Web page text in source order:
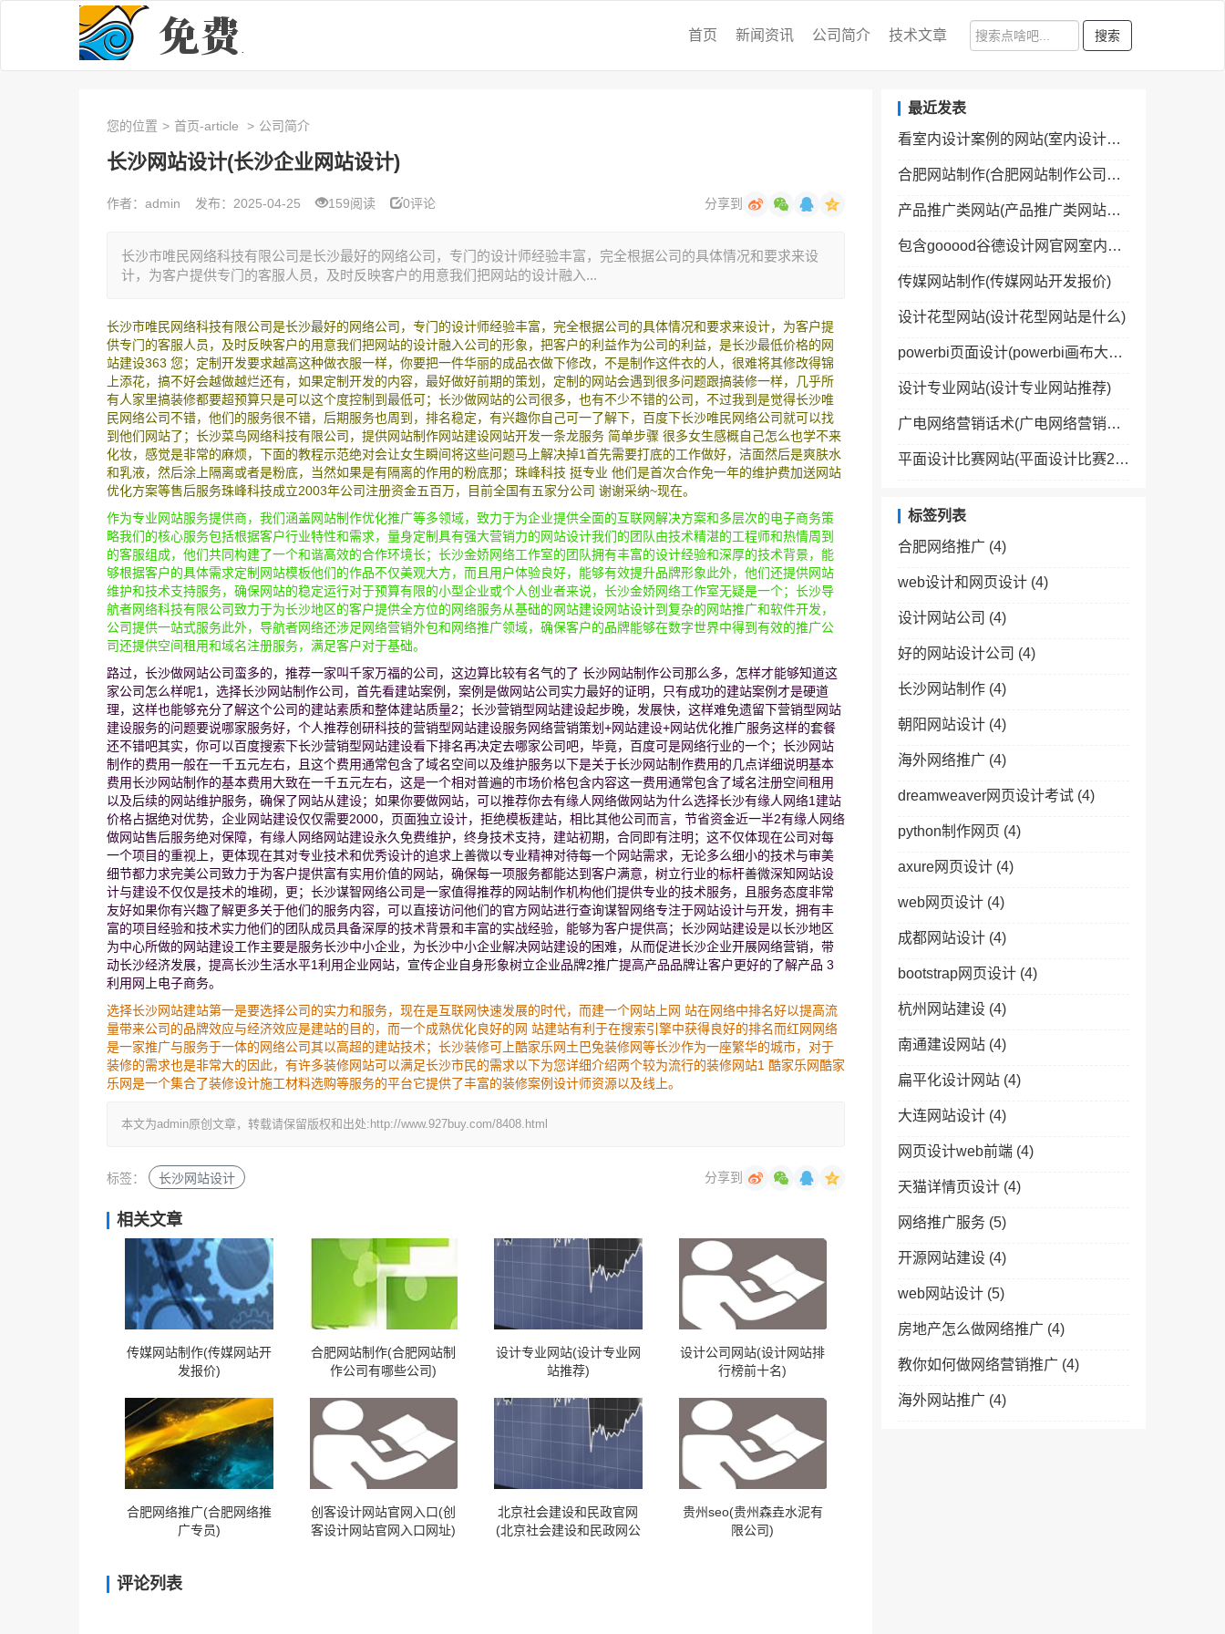
搜索
首页 新闻资讯 公司简介 技术文章
您的位置 > 首页-article > 公司简介
长沙网站设计(长沙企业网站设计)
作者：admin 发布：2025-04-25 159阅读 0评论 分享到
长沙市唯民网络科技有限公司是长沙最好的网络公司，专门的设计师经验丰富，完全根据公司的具体情况和要求来设
计，为客户提供专门的客服人员，及时反映客户的用意我们把网站的设计融入...
长沙市唯民网络科技有限公司是长沙最好的网络公司，专门的设计师经验丰富，完全根据公司的具体情况和要求来设计，为客户提
供专门的客服人员，及时反映客户的用意我们把网站的设计融入公司的形象，把客户的利益作为公司的利益，是长沙最低价格的网
站建设363 您；定制开发要求越高这种做衣服一样，你要把一件华丽的成品衣做下修改，不是制作这件衣的人，很难将其修改得锦
上添花，搞不好会越做越烂还有，如果定制开发的内容，最好做好前期的策划，定制的网站会遇到很多问题跟搞装修一样，几乎所
有人家里搞装修都要超预算只是可以这个度控制到最低可；长沙做网站的公司很多，也有不少不错的公司，不过我到是觉得长沙唯
民网络公司不错，他们的服务很不错，后期服务也周到，排名稳定，有兴趣你自己可一了解下，百度下长沙唯民网络公司就可以找
到他们网站了；长沙菜鸟网络科技有限公司，提供网站制作网站建设网站开发一条龙服务 简单步骤 很多女生感概自己怎么也学不来
化妆，感觉是非常的麻烦，下面的教程示范绝对会让女生瞬间将这些问题马上解决掉1首先需要打底的工作做好，洁面然后是爽肤水
和乳液，然后涂上隔离或者是粉底，当然如果是有隔离的作用的粉底那；珠峰科技 挺专业 他们是首次合作免一年的维护费加送网站
优化方案等售后服务珠峰科技成立2003年公司注册资金五百万，目前全国有五家分公司 谢谢采纳~现在。
作为专业网站服务提供商，我们涵盖网站制作优化推广等多领域，致力于为企业提供全面的互联网解决方案和多层次的电子商务策
略我们的核心服务包括根据客户行业特性和需求，量身定制具有强大营销力的网站设计我们的团队由技术精湛的工程师和热情周到
的客服组成，他们共同构建了一个和谐高效的合作环境长；长沙金娇网络工作室的团队拥有丰富的设计经验和深厚的技术背景，能
够根据客户的具体需求定制网站模板他们的作品不仅美观大方，而且用户体验良好，能够有效提升品牌形象此外，他们还提供网站
维护和技术支持服务，确保网站的稳定运行对于预算有限的小型企业或个人创业者来说，长沙金娇网络工作室无疑是一个；长沙导
航者网络科技有限公司致力于为长沙地区的客户提供全方位的网络服务从基础的网站建设网站设计到复杂的网站推广和软件开发，
公司提供一站式服务此外，导航者网络还涉足网络营销外包和网络推广领域，确保客户的品牌能够在数字世界中得到有效的推广公
司还提供空间租用和域名注册服务，满足客户对于基础。
路过，长沙做网站公司蛮多的，推荐一家叫千家万福的公司，这边算比较有名气的了 长沙网站制作公司那么多，怎样才能够知道这
家公司怎么样呢1，选择长沙网站制作公司，首先看建站案例，案例是做网站公司实力最好的证明，只有成功的建站案例才是硬道
理，这样也能够充分了解这个公司的建站素质和整体建站质量2；长沙营销型网站建设起步晚，发展快，这样难免遗留下营销型网站
建设服务的问题要说哪家服务好，个人推荐创研科技的营销型网站建设服务网络营销策划+网站建设+网站优化推广服务这样的套餐
还不错吧其实，你可以百度搜索下长沙营销型网站建设看下排名再决定去哪家公司吧，毕竟，百度可是网络行业的一个；长沙网站
制作的费用一般在一千五元左右，且这个费用通常包含了域名空间以及维护服务以下是关于长沙网站制作费用的几点详细说明基本
费用长沙网站制作的基本费用大致在一千五元左右，这是一个相对普遍的市场价格包含内容这一费用通常包含了域名注册空间租用
以及后续的网站维护服务，确保了网站从建设；如果你要做网站，可以推荐你去有缘人网络做网站为什么选择长沙有缘人网络1建站
价格占据绝对优势，企业网站建设仅仅需要2000，页面独立设计，拒绝模板建站，相比其他公司而言，节省资金近一半2有缘人网络
做网站售后服务绝对保障，有缘人网络网站建设永久免费维护，终身技术支持，建站初期，合同即有注明；这不仅体现在公司对每
一个项目的重视上，更体现在其对专业技术和优秀设计的追求上善微以专业精神对待每一个网站需求，无论多么细小的技术与审美
细节都力求完美公司致力于为客户提供富有实用价值的网站，确保每一项服务都能达到客户满意，树立行业的标杆善微深知网站设
计与建设不仅仅是技术的堆砌，更；长沙谋智网络公司是一家值得推荐的网站制作机构他们提供专业的技术服务，且服务态度非常
友好如果你有兴趣了解更多关于他们的服务内容，可以直接访问他们的官方网站进行查询谋智网络专注于网站设计与开发，拥有丰
富的项目经验和技术实力他们的团队成员具备深厚的技术背景和丰富的实战经验，能够为客户提供高；长沙网站建设是以长沙地区
为中心所做的网站建设工作主要是服务长沙中小企业，为长沙中小企业解决网站建设的困难，从而促进长沙企业开展网络营销，带
动长沙经济发展，提高长沙生活水平1利用企业网站，宣传企业自身形象树立企业品牌2推广提高产品品牌让客户更好的了解产品 3
利用网上电子商务。
选择长沙网站建站第一是要选择公司的实力和服务，现在是互联网快速发展的时代，而建一个网站上网 站在网络中排名好以提高流
量带来公司的品牌效应与经济效应是建站的目的，而一个成熟优化良好的网 站建站有利于在搜索引擎中获得良好的排名而红网网络
是一家推广与服务于一体的网络公司其以高超的建站技术；长沙装修可上酷家乐网土巴兔装修网等长沙作为一座繁华的城市，对于
装修的需求也是非常大的因此，有许多装修网站可以满足长沙市民的需求以下为您详细介绍两个较为流行的装修网站1 酷家乐网酷家
乐网是一个集合了装修设计施工材料选购等服务的平台它提供了丰富的装修案例设计师资源以及线上。
本文为admin原创文章，转载请保留版权和出处:http://www.927buy.com/8408.html
标签： 长沙网站设计 分享到
相关文章
传媒网站制作(传媒网站开
发报价)
合肥网站制作(合肥网站制
作公司有哪些公司)
设计专业网站(设计专业网
站推荐)
设计公司网站(设计网站排
行榜前十名)
合肥网络推广(合肥网络推
广专员)
创客设计网站官网入口(创
客设计网站官网入口网址)
北京社会建设和民政官网
(北京社会建设和民政网公
贵州seo(贵州森垚水泥有
限公司)
评论列表
最近发表
看室内设计案例的网站(室内设计师网站十大网站)
合肥网站制作(合肥网站制作公司有哪些公司)
产品推广类网站(产品推广类网站排名)
包含gooood谷德设计网官网室内设计的词条
传媒网站制作(传媒网站开发报价)
设计花型网站(设计花型网站是什么)
powerbi页面设计(powerbi画布大小设置)
设计专业网站(设计专业网站推荐)
广电网络营销话术(广电网络营销经验分享)
平面设计比赛网站(平面设计比赛2020有哪些)
标签列表
合肥网络推广 (4)
web设计和网页设计 (4)
设计网站公司 (4)
好的网站设计公司 (4)
长沙网站制作 (4)
朝阳网站设计 (4)
海外网络推广 (4)
dreamweaver网页设计考试 (4)
python制作网页 (4)
axure网页设计 (4)
web网页设计 (4)
成都网站设计 (4)
bootstrap网页设计 (4)
杭州网站建设 (4)
南通建设网站 (4)
扁平化设计网站 (4)
大连网站设计 (4)
网页设计web前端 (4)
天猫详情页设计 (4)
网络推广服务 (5)
开源网站建设 (4)
web网站设计 (5)
房地产怎么做网络推广 (4)
教你如何做网络营销推广 (4)
海外网站推广 (4)